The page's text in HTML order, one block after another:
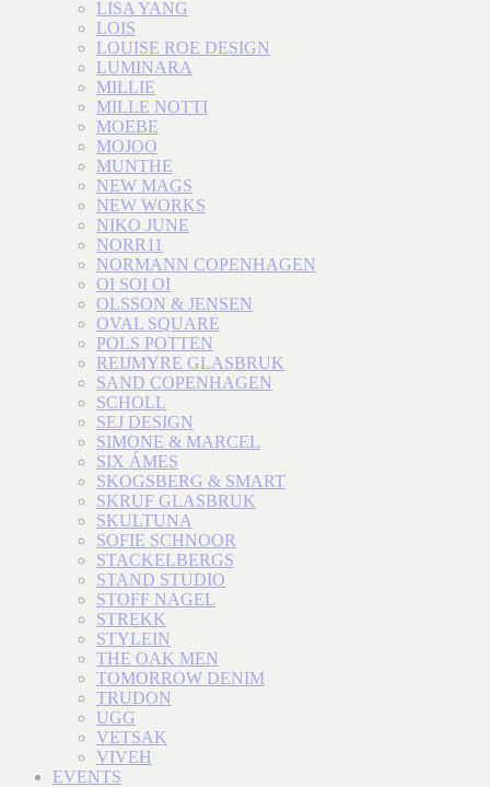
LISA YANG
LOIS
LOUISE ROE DESIGN
LUMINARA
MILLIE
MILLE NOTTI
MOEBE
MOJOO
MUNTHE
NEW MAGS
NEW WORKS
NIKO JUNE
NORR11
NORMANN COPENHAGEN
OI SOI OI
OLSSON & JENSEN
OVAL SQUARE
POLS POTTEN
REIJMYRE GLASBRUK
SAND COPENHAGEN
SCHOLL
SEJ DESIGN
SIMONE & MARCEL
SIX ÁMES
SKOGSBERG & SMART
SKRUF GLASBRUK
SKULTUNA
SOFIE SCHNOOR
STACKELBERGS
STAND STUDIO
STOFF NAGEL
STREKK
STYLEIN
THE OAK MEN
TOMORROW DENIM
TRUDON
UGG
VETSAK
VIVEH
EVENTS